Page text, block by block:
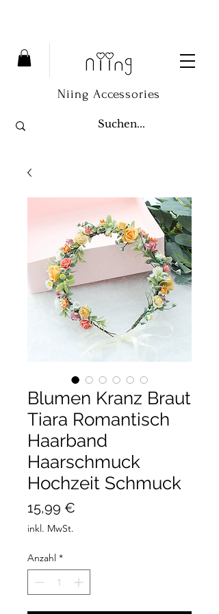
Niing Accessories
Blumen Kranz Braut
Tiara Romantisch
Haarband
Haarschmuck
Hochzeit Schmuck
15,99 €
inkl. MwSt.
Anzahl *